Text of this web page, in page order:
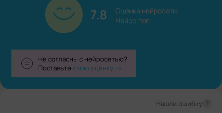
7.8
Оценка нейросети
Нейро.топ
Не согласны с нейросетью?
Поставьтесвою оценку
Нашли ошибку